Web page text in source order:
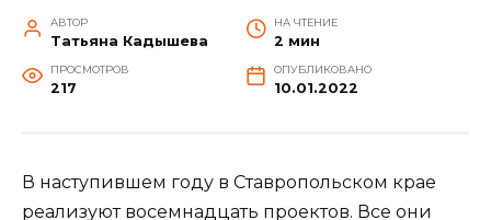
АВТОР
Татьяна Кадышева
НА ЧТЕНИЕ
2 мин
ПРОСМОТРОВ
217
ОПУБЛИКОВАНО
10.01.2022
В наступившем году в Ставропольском крае
реализуют восемнадцать проектов. Все они